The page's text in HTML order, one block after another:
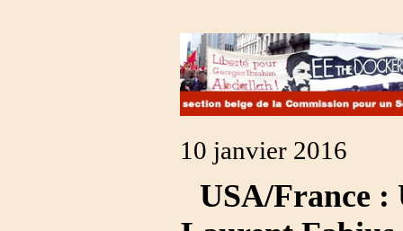
10 janvier 2016
USA/France